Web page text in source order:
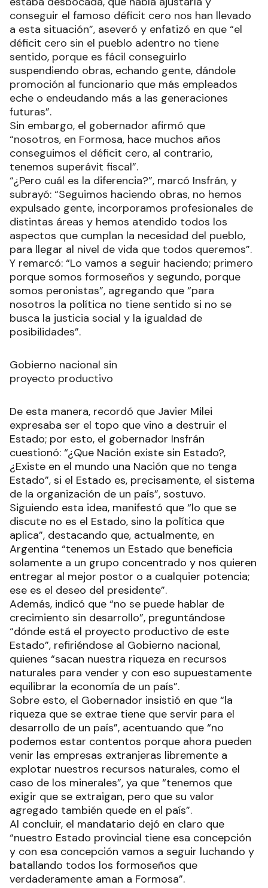
conseguir el famoso déficit cero nos han llevado
a esta situación”, aseveró y enfatizó en que “el
déficit cero sin el pueblo adentro no tiene
sentido, porque es fácil conseguirlo
suspendiendo obras, echando gente, dándole
promoción al funcionario que más empleados
eche o endeudando más a las generaciones
futuras”.
Sin embargo, el gobernador afirmó que
“nosotros, en Formosa, hace muchos años
conseguimos el déficit cero, al contrario,
tenemos superávit fiscal”.
“¿Pero cuál es la diferencia?”, marcó Insfrán, y
subrayó: “Seguimos haciendo obras, no hemos
expulsado gente, incorporamos profesionales de
distintas áreas y hemos atendido todos los
aspectos que cumplan la necesidad del pueblo,
para llegar al nivel de vida que todos queremos”.
Y remarcó: “Lo vamos a seguir haciendo; primero
porque somos formoseños y segundo, porque
somos peronistas”, agregando que “para
nosotros la política no tiene sentido si no se
busca la justicia social y la igualdad de
posibilidades”.
Gobierno nacional sin
proyecto productivo
De esta manera, recordó que Javier Milei
expresaba ser el topo que vino a destruir el
Estado; por esto, el gobernador Insfrán
cuestionó: “¿Que Nación existe sin Estado?,
¿Existe en el mundo una Nación que no tenga
Estado”, si el Estado es, precisamente, el sistema
de la organización de un país”, sostuvo.
Siguiendo esta idea, manifestó que “lo que se
discute no es el Estado, sino la política que
aplica”, destacando que, actualmente, en
Argentina “tenemos un Estado que beneficia
solamente a un grupo concentrado y nos quieren
entregar al mejor postor o a cualquier potencia;
ese es el deseo del presidente”.
Además, indicó que “no se puede hablar de
crecimiento sin desarrollo”, preguntándose
“dónde está el proyecto productivo de este
Estado”, refiriéndose al Gobierno nacional,
quienes “sacan nuestra riqueza en recursos
naturales para vender y con eso supuestamente
equilibrar la economía de un país”.
Sobre esto, el Gobernador insistió en que “la
riqueza que se extrae tiene que servir para el
desarrollo de un país”, acentuando que “no
podemos estar contentos porque ahora pueden
venir las empresas extranjeras libremente a
explotar nuestros recursos naturales, como el
caso de los minerales”, ya que “tenemos que
exigir que se extraigan, pero que su valor
agregado también quede en el país”.
Al concluir, el mandatario dejó en claro que
“nuestro Estado provincial tiene esa concepción
y con esa concepción vamos a seguir luchando y
batallando todos los formoseños que
verdaderamente aman a Formosa”.